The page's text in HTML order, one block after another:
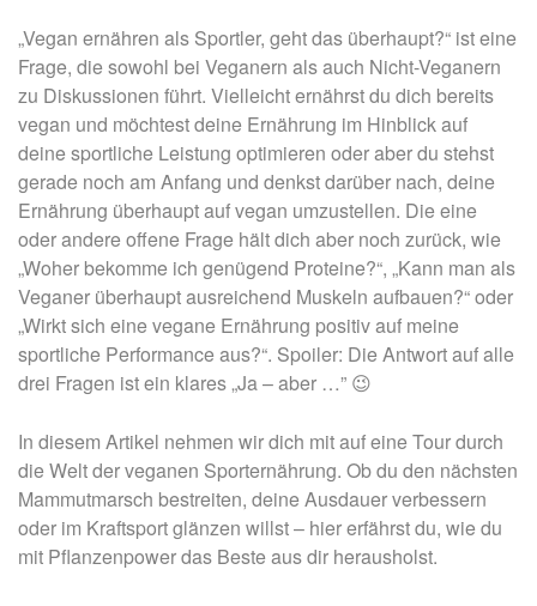
„Vegan ernähren als Sportler, geht das überhaupt?“ ist eine
Frage, die sowohl bei Veganern als auch Nicht-Veganern
zu Diskussionen führt. Vielleicht ernährst du dich bereits
vegan und möchtest deine Ernährung im Hinblick auf
deine sportliche Leistung optimieren oder aber du stehst
gerade noch am Anfang und denkst darüber nach, deine
Ernährung überhaupt auf vegan umzustellen. Die eine
oder andere offene Frage hält dich aber noch zurück, wie
„Woher bekomme ich genügend Proteine?“, „Kann man als
Veganer überhaupt ausreichend Muskeln aufbauen?“ oder
„Wirkt sich eine vegane Ernährung positiv auf meine
sportliche Performance aus?“. Spoiler: Die Antwort auf alle
drei Fragen ist ein klares „Ja – aber …” 😉
In diesem Artikel nehmen wir dich mit auf eine Tour durch
die Welt der veganen Sporternährung. Ob du den nächsten
Mammutmarsch bestreiten, deine Ausdauer verbessern
oder im Kraftsport glänzen willst – hier erfährst du, wie du
mit Pflanzenpower das Beste aus dir herausholst.